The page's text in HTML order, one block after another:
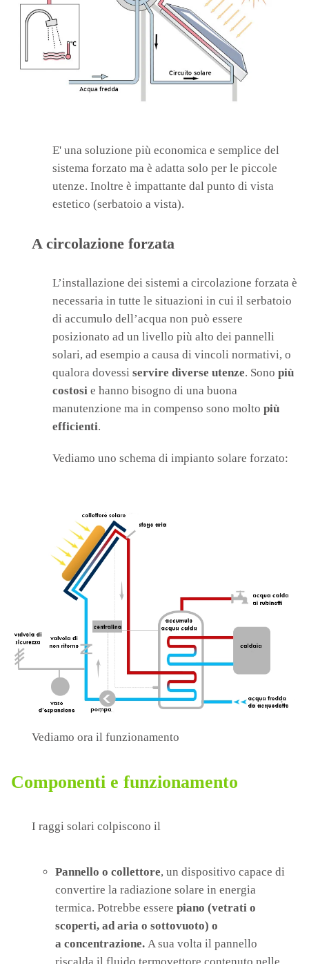
E' una soluzione più economica e semplice del
sistema forzato ma è adatta solo per le piccole
utenze. Inoltre è impattante dal punto di vista
estetico (serbatoio a vista).
A circolazione forzata
L’installazione dei sistemi a circolazione forzata è
necessaria in tutte le situazioni in cui il serbatoio
di accumulo dell’acqua non può essere
posizionato ad un livello più alto dei pannelli
solari, ad esempio a causa di vincoli normativi, o
qualora dovessi servire diverse utenze. Sono più
costosi e hanno bisogno di una buona
manutenzione ma in compenso sono molto più
efficienti.
Vediamo uno schema di impianto solare forzato:
Vediamo ora il funzionamento
Componenti e funzionamento
I raggi solari colpiscono il
Pannello o collettore, un dispositivo capace di
convertire la radiazione solare in energia
termica. Potrebbe essere piano (vetrati o
scoperti, ad aria o sottovuoto) o
a concentrazione. A sua volta il pannello